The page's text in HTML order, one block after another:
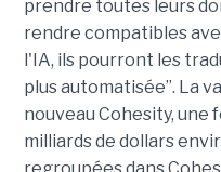
prendre toutes leurs
rendre compatibles
l'IA, ils pourront les
plus automatisée”. La
nouveau Cohesity, une
milliards de dollars